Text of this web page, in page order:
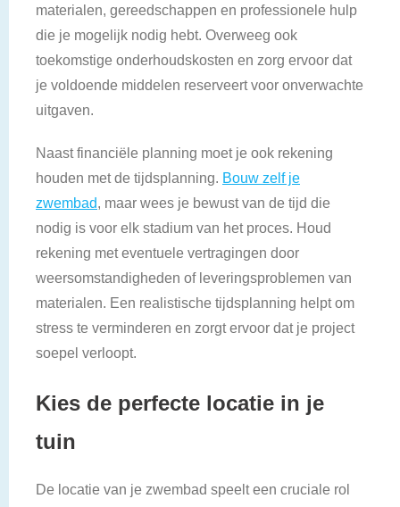
materialen, gereedschappen en professionele hulp
die je mogelijk nodig hebt. Overweeg ook
toekomstige onderhoudskosten en zorg ervoor dat
je voldoende middelen reserveert voor onverwachte
uitgaven.
Naast financiële planning moet je ook rekening
houden met de tijdsplanning. Bouw zelf je
zwembad, maar wees je bewust van de tijd die
nodig is voor elk stadium van het proces. Houd
rekening met eventuele vertragingen door
weersomstandigheden of leveringsproblemen van
materialen. Een realistische tijdsplanning helpt om
stress te verminderen en zorgt ervoor dat je project
soepel verloopt.
Kies de perfecte locatie in je
tuin
De locatie van je zwembad speelt een cruciale rol